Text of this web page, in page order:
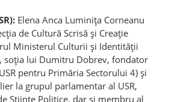
Elena Anca Luminița Corneanu
de Cultură Scrisă și Creație
Ministerul Culturii și Identității
soția lui Dumitru Dobrev, fondator
pentru Primăria Sectorului 4) și
la grupul parlamentar al USR,
Științe Politice, dar și membru al